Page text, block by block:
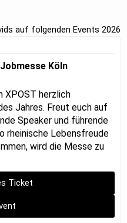
auf folgenden Events 2026
Köln
XPOST herzlich
Jahres. Freut euch auf
Speaker und führende
rheinische Lebensfreude
wird die Messe zu
Ticket